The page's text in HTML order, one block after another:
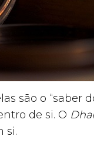
são o “saber
de si. O
si.